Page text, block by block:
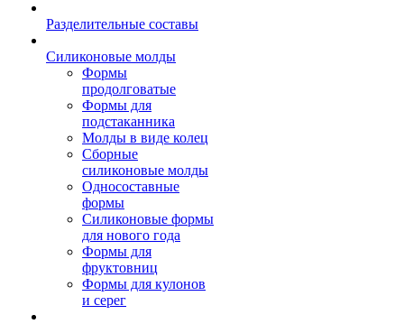
Разделительные составы
Силиконовые молды
Формы
продолговатые
Формы для
подстаканника
Молды в виде колец
Сборные
силиконовые молды
Односоставные
формы
Силиконовые формы
для нового года
Формы для
фруктовниц
Формы для кулонов
и серег